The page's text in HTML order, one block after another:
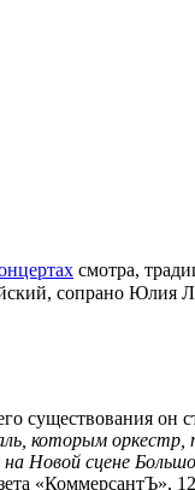
смотра,
сопрано Юлия
существования он
которым оркестр,
на Новой сцене
«КоммерсантЪ»,